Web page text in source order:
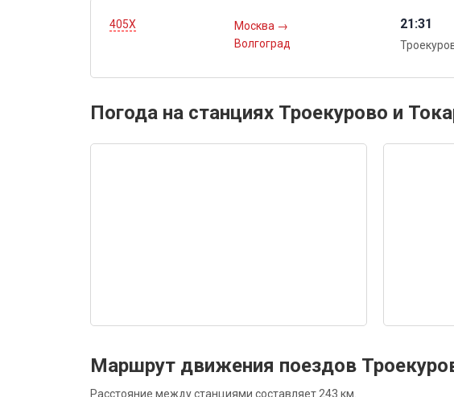
405Х Москва →
Волгоград
21:31
Погода на станциях Троекурово и
Маршрут движения поездов
Расстояние между станциями составляет 243 км.